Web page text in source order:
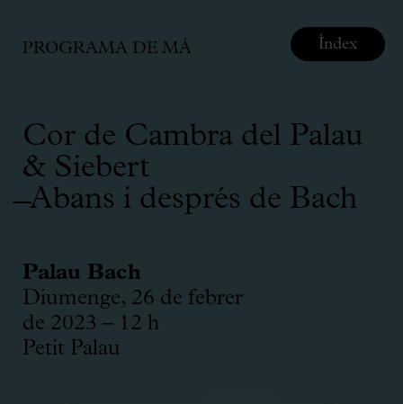
PROGRAMA DE MÀ
Cor de Cambra del Palau
& Siebert
̶ Abans i després de Bach
Palau Bach
Diumenge, 26 de febrer
de 2023 – 12 h
Petit Palau
Índex